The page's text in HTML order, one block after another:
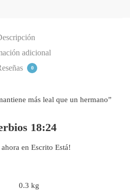
adicional
0
más leal que un hermano”
18:24
en Escrito Está!
0.3 kg